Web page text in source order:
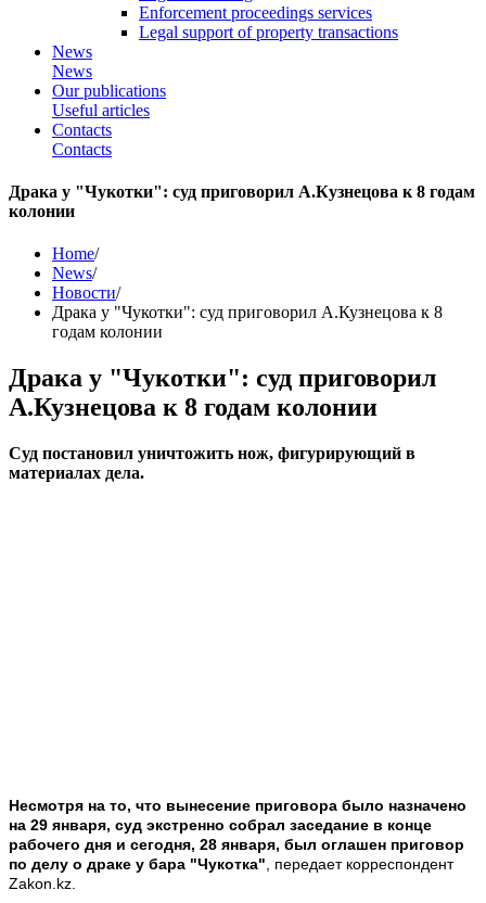
Enforcement proceedings services
Legal support of property transactions
News
News
Our publications
Useful articles
Contacts
Contacts
Драка у "Чукотки": суд приговорил А.Кузнецова к 8 годам
колонии
Home/
News/
Новости/
Драка у "Чукотки": суд приговорил А.Кузнецова к 8
годам колонии
Драка у "Чукотки": суд приговорил
А.Кузнецова к 8 годам колонии
Суд постановил уничтожить нож, фигурирующий в
материалах дела.
Несмотря на то, что вынесение приговора было назначено
на 29 января, суд экстренно собрал заседание в конце
рабочего дня и сегодня, 28 января, был оглашен приговор
по делу о драке у бара "Чукотка" , передает корреспондент
Zakon.kz.